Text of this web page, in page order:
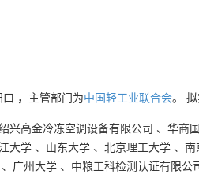
口 ，主管部门为中国轻工业联合会。 拟
兴高金冷冻空调设备有限公司 、 华商
大学 、 山东大学 、 北京理工大学 、 南
、 广州大学 、 中粮工科检测认证有限公